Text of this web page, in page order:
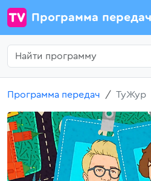
Программа передач
Программа передач ТуЖур